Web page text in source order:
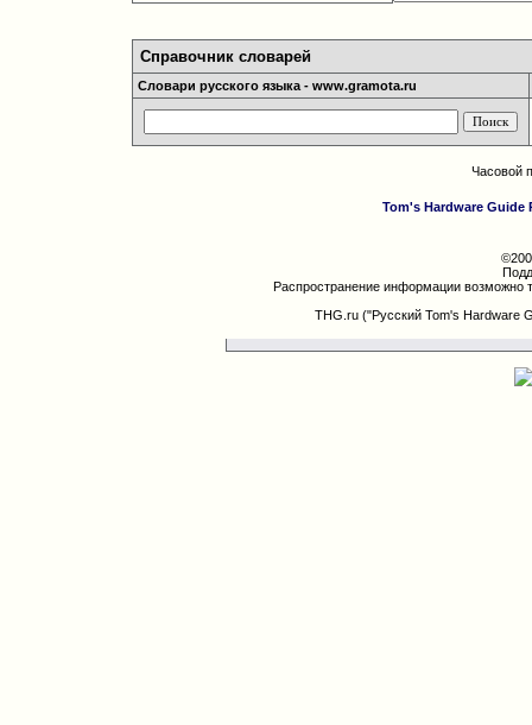
Справочник словарей
Словари русского языка - www.gramota.ru
Часовой
Tom's Hardware Guide
Распространение информации возможно
THG.ru ("Русский Tom's Hardware